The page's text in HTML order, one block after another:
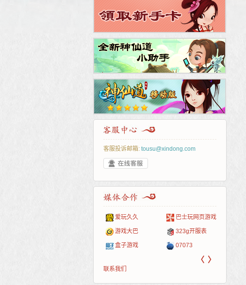
客服投诉邮箱: tousu@xindong.com
爱玩久久 巴士玩网页游戏
游戏大巴 323g开服表
盒子游戏 07073
〈 〉
联系我们